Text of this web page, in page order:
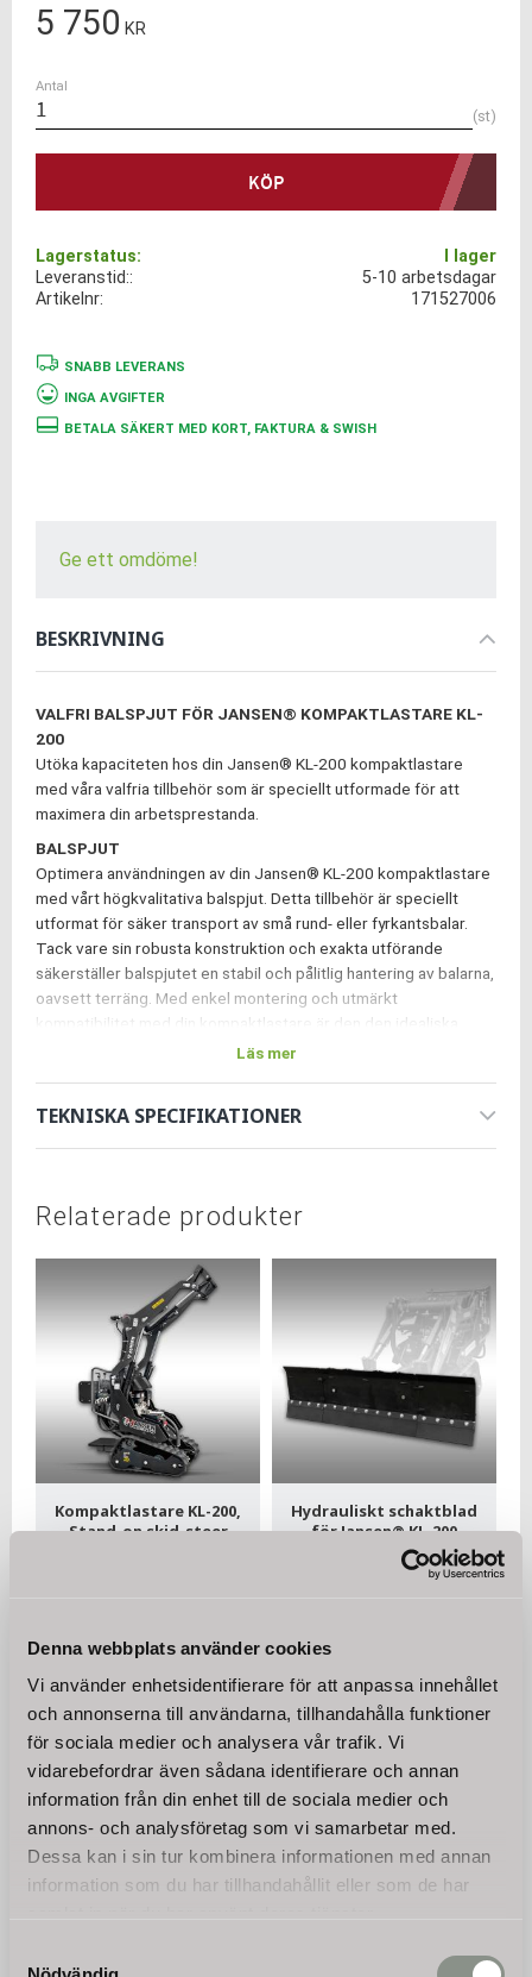
Denna webbplats använder cookies
Vi använder enhetsidentifierare för att anpassa innehållet
och annonserna till användarna, tillhandahålla funktioner
för sociala medier och analysera vår trafik. Vi
vidarebefordrar även sådana identifierare och annan
information från din enhet till de sociala medier och
annons- och analysföretag som vi samarbetar med.
Dessa kan i sin tur kombinera informationen med annan
information som du har tillhandahållit eller som de har
5 750 KR
Antal
st
KÖP
Lagerstatus I lager
Artikelnr 171527006
Leveranstid: 5-10 arbetsdagar
SNABB LEVERANS
INGA AVGIFTER
BETALA SÄKERT MED KORT, FAKTURA & SWISH
Ge ett omdöme!
BESKRIVNING
VALFRI BALSPJUT FÖR JANSEN® KOMPAKTLASTARE KL-
200
Utöka kapaciteten hos din Jansen® KL-200 kompaktlastare
med våra valfria tillbehör som är speciellt utformade för att
maximera din arbetsprestanda.
BALSPJUT
Optimera användningen av din Jansen® KL-200 kompaktlastare
med vårt högkvalitativa balspjut. Detta tillbehör är speciellt
utformat för säker transport av små rund- eller fyrkantsbalar.
Tack vare sin robusta konstruktion och exakta utförande
säkerställer balspjutet en stabil och pålitlig hantering av balarna,
oavsett terräng. Med enkel montering och utmärkt
kompatibilitet med din kompaktlastare är den den idealiska
lösningen för jordbruk och trädgårdsarbete. Öka din effektivitet
tillbehör!
Läs mer
TEKNISKA SPECIFIKATIONER
Relaterade produkter
Kompaktlastare KL-200,
Stand-on skid-steer
KÖP
Hydrauliskt schaktblad
för Jansen® KL-200
Optimera dina markarbeten
med vårt hydrauliskt
KÖP